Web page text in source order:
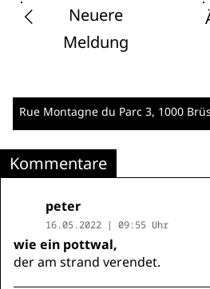
Neuere
Meldung
Rue Montagne du Parc 3, 1000
Kommentare
peter
16.05.2022 | 09:55 Uhr
wie ein pottwal,
der am strand verendet.